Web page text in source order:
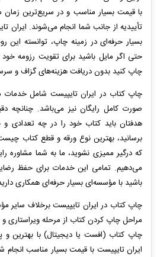
با قیمت بسیار مناسب و در سریع‌ترین
تأییدیه از جانب شما انجام می‌شوند. ایران
بسیار حرفه‌ای در زمینه چاپ، توانسته این
چاپ کنید بدون دریافت هزینه‌های گزاف و
چاپ کتاب در ایران تایپیست شامل خدمات
صورت کامل رایگان نیز می‌باشد. چنانچه
هدفتان باید کتاب خود را در چه تعدادی
برسانید، بهترین نوع ورقه و قطع کتاب
که درگیر ممیزی نشوید، ما به شما مشاوره
می‌دهیم. تمامی این خدمات برای حفظ
باشید با مؤسسه‌ای بسیار حرفه‌ای همکاری
چاپ کتاب در ایران تایپیست برخلاف سایر
مراحل چاپ کردن کتاب از مرحله ویراستاری
چاپ کتاب (افست یا دیجیتال) با بهترین و
ایران تایپیست با قیمت بسیار مناسب